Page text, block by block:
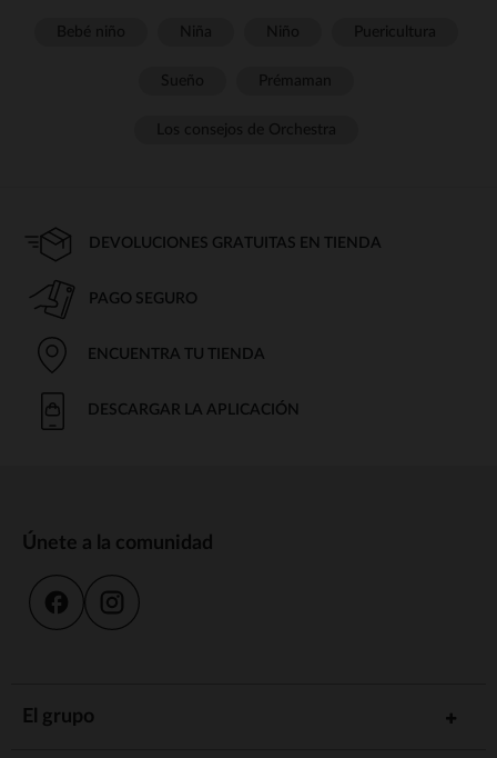
DEVOLUCIONES GRATUITAS EN TIENDA
PAGO SEGURO
ENCUENTRA TU TIENDA
DESCARGAR LA APLICACIÓN
Únete a la comunidad
El grupo